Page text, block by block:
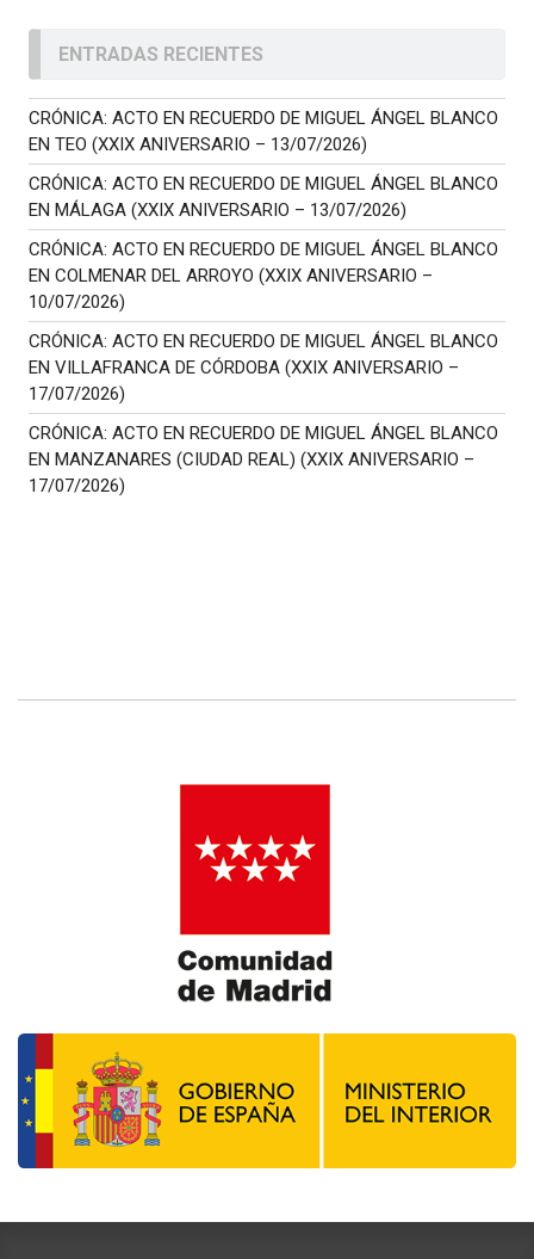
ENTRADAS RECIENTES
CRÓNICA: ACTO EN RECUERDO DE MIGUEL ÁNGEL BLANCO
EN TEO (XXIX ANIVERSARIO – 13/07/2026)
CRÓNICA: ACTO EN RECUERDO DE MIGUEL ÁNGEL BLANCO
EN MÁLAGA (XXIX ANIVERSARIO – 13/07/2026)
CRÓNICA: ACTO EN RECUERDO DE MIGUEL ÁNGEL BLANCO
EN COLMENAR DEL ARROYO (XXIX ANIVERSARIO –
10/07/2026)
CRÓNICA: ACTO EN RECUERDO DE MIGUEL ÁNGEL BLANCO
EN VILLAFRANCA DE CÓRDOBA (XXIX ANIVERSARIO –
17/07/2026)
CRÓNICA: ACTO EN RECUERDO DE MIGUEL ÁNGEL BLANCO
EN MANZANARES (CIUDAD REAL) (XXIX ANIVERSARIO –
17/07/2026)